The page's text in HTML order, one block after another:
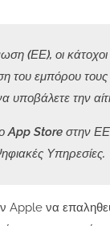
(ΕΕ), οι κάτοχοι
του εμπόρου
υποβάλετε την
App Store στην
Υπηρεσίες.
Apple να